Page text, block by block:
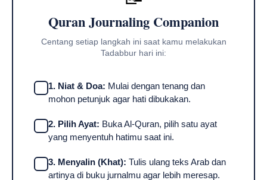
Quran Journaling Companion
Centang setiap langkah ini saat kamu melakukan
Tadabbur hari ini:
1. Niat & Doa: Mulai dengan tenang dan
mohon petunjuk agar hati dibukakan.
2. Pilih Ayat: Buka Al-Quran, pilih satu ayat
yang menyentuh hatimu saat ini.
3. Menyalin (Khat): Tulis ulang teks Arab dan
artinya di buku jurnalmu agar lebih meresap.